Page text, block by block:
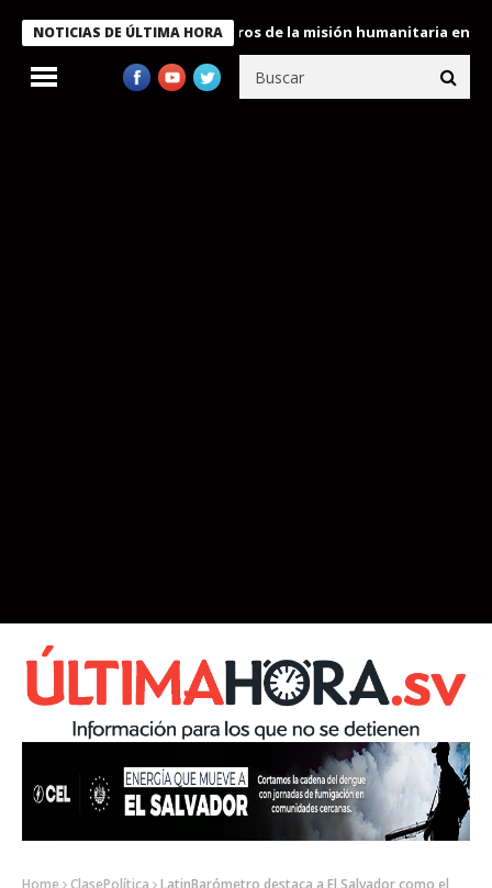
NOTICIAS DE ÚLTIMA HORA
condecora a miembros de la misión humanitaria enviada a
Home ClasePolítica
LatinBarómetro destaca a El Salvador como el